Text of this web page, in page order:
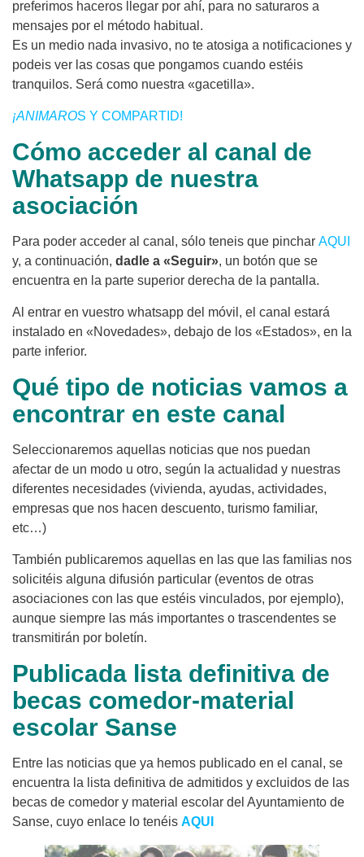
preferimos haceros llegar por ahí, para no saturaros a
mensajes por el método habitual.
Es un medio nada invasivo, no te atosiga a notificaciones y
podeis ver las cosas que pongamos cuando estéis
tranquilos. Será como nuestra «gacetilla».
¡ANIMAROS Y COMPARTID!
Cómo acceder al canal de
Whatsapp de nuestra
asociación
Para poder acceder al canal, sólo teneis que pinchar AQUI
y, a continuación, dadle a «Seguir», un botón que se
encuentra en la parte superior derecha de la pantalla.
Al entrar en vuestro whatsapp del móvil, el canal estará
instalado en «Novedades», debajo de los «Estados», en la
parte inferior.
Qué tipo de noticias vamos a
encontrar en este canal
Seleccionaremos aquellas noticias que nos puedan
afectar de un modo u otro, según la actualidad y nuestras
diferentes necesidades (vivienda, ayudas, actividades,
empresas que nos hacen descuento, turismo familiar,
etc…)
También publicaremos aquellas en las que las familias nos
solicitéis alguna difusión particular (eventos de otras
asociaciones con las que estéis vinculados, por ejemplo),
aunque siempre las más importantes o trascendentes se
transmitirán por boletín.
Publicada lista definitiva de
becas comedor-material
escolar Sanse
Entre las noticias que ya hemos publicado en el canal, se
encuentra la lista definitiva de admitidos y excluidos de las
becas de comedor y material escolar del Ayuntamiento de
Sanse, cuyo enlace lo tenéis AQUI